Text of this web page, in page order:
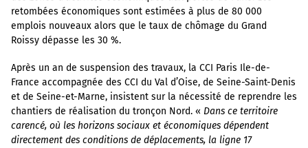
retombées économiques sont estimées à plus de 80 000
emplois nouveaux alors que le taux de chômage du Grand
Roissy dépasse les 30 %.
Après un an de suspension des travaux, la CCI Paris Ile-de-
France accompagnée des CCI du Val d’Oise, de Seine-Saint-Denis
et de Seine-et-Marne, insistent sur la nécessité de reprendre les
chantiers de réalisation du tronçon Nord. « Dans ce territoire
carencé, où les horizons sociaux et économiques dépendent
directement des conditions de déplacements, la ligne 17